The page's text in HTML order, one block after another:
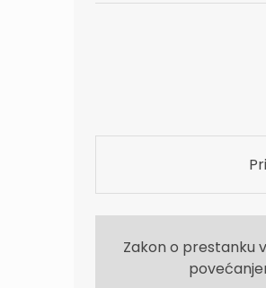
Zakon o prestanku